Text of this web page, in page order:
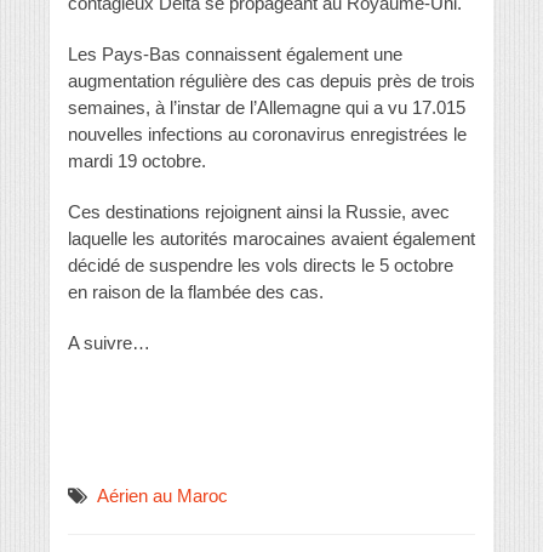
Les Pays-Bas connaissent également une
augmentation régulière des cas depuis près de trois
semaines, à l’instar de l’Allemagne qui a vu 17.015
nouvelles infections au coronavirus enregistrées le
mardi 19 octobre.
Ces destinations rejoignent ainsi la Russie, avec
laquelle les autorités marocaines avaient également
décidé de suspendre les vols directs le 5 octobre
en raison de la flambée des cas.
A suivre…
Aérien au Maroc